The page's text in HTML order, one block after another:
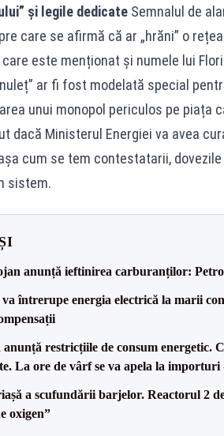
și legile dedicateSemnalul de
care se afirmă că ar „hrăni” o
este menționat și numele lui
ar fi fost modelată special
unui monopol periculos pe piața
dacă Ministerul Energiei va avea
cum se tem contestatarii,
sistem.
anunță ieftinirea carburanților:
va întrerupe energia electrică la marii
restricțiile de consum energetic.
La ore de vârf se va apela la
a scufundării barjelor. Reactorul 2
oxigen”